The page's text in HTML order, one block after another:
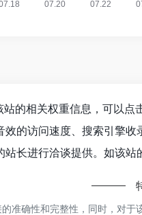
的相关权重信息，可以点
的访问速度、搜索引擎
长进行洽谈提供。如该站
准确性和完整性，同时，对